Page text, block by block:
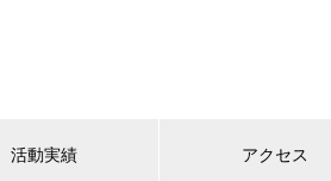
活動実績 アクセス